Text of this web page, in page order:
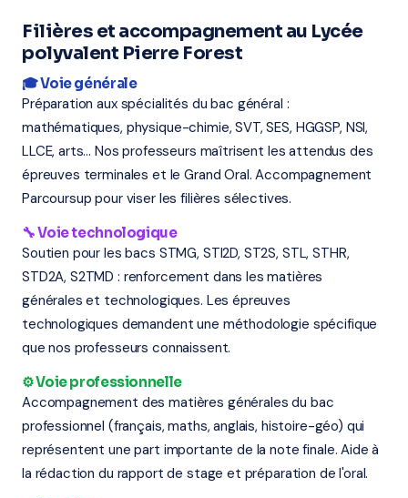
Filières et accompagnement au Lycée
polyvalent Pierre Forest
🎓 Voie générale
Préparation aux spécialités du bac général :
mathématiques, physique-chimie, SVT, SES, HGGSP, NSI,
LLCE, arts... Nos professeurs maîtrisent les attendus des
épreuves terminales et le Grand Oral. Accompagnement
Parcoursup pour viser les filières sélectives.
🔧 Voie technologique
Soutien pour les bacs STMG, STI2D, ST2S, STL, STHR,
STD2A, S2TMD : renforcement dans les matières
générales et technologiques. Les épreuves
technologiques demandent une méthodologie spécifique
que nos professeurs connaissent.
⚙️ Voie professionnelle
Accompagnement des matières générales du bac
professionnel (français, maths, anglais, histoire-géo) qui
représentent une part importante de la note finale. Aide à
la rédaction du rapport de stage et préparation de l'oral.